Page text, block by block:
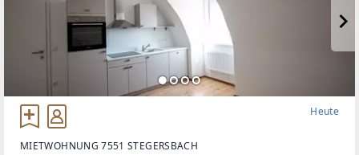
Heute
MIETWOHNUNG 7551 STEGERSBACH